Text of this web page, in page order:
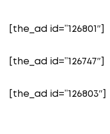
[the_ad id=”126801″]
[the_ad id=”126747″]
[the_ad id=”126803″]